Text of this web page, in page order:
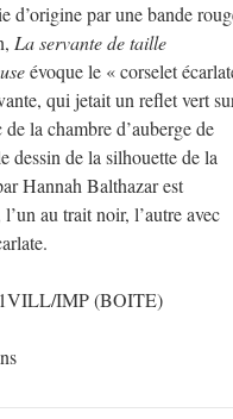
d’origine par une bande
La servante de taille
évoque le « corselet
qui jetait un reflet vert
la chambre d’auberge de
dessin de la silhouette de la
Hannah Balthazar est
au trait noir, l’autre avec
IMP(BOITE)